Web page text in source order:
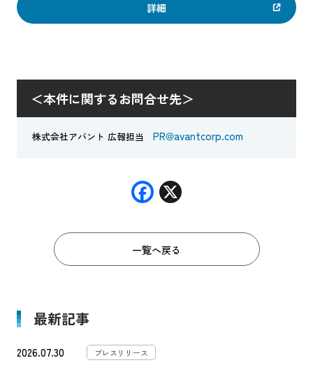
詳細
＜本件に関するお問合せ先＞
株式会社アバント 広報担当 PR@avantcorp.com
F
ac
e
b
一覧へ戻る
最新記事
2026.07.30 プレスリリース